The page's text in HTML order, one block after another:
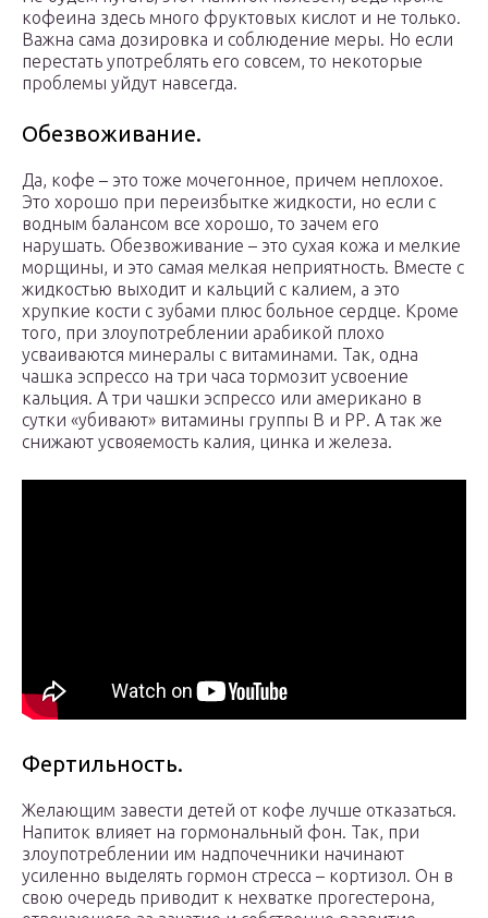
кофеина здесь много фруктовых кислот и не только.
Важна сама дозировка и соблюдение меры. Но если
перестать употреблять его совсем, то некоторые
проблемы уйдут навсегда.
Обезвоживание.
Да, кофе – это тоже мочегонное, причем неплохое.
Это хорошо при переизбытке жидкости, но если с
водным балансом все хорошо, то зачем его
нарушать. Обезвоживание – это сухая кожа и мелкие
морщины, и это самая мелкая неприятность. Вместе с
жидкостью выходит и кальций с калием, а это
хрупкие кости с зубами плюс больное сердце. Кроме
того, при злоупотреблении арабикой плохо
усваиваются минералы с витаминами. Так, одна
чашка эспрессо на три часа тормозит усвоение
кальция. А три чашки эспрессо или американо в
сутки «убивают» витамины группы В и РР. А так же
снижают усвояемость калия, цинка и железа.
Фертильность.
Желающим завести детей от кофе лучше отказаться.
Напиток влияет на гормональный фон. Так, при
злоупотреблении им надпочечники начинают
усиленно выделять гормон стресса – кортизол. Он в
свою очередь приводит к нехватке прогестерона,